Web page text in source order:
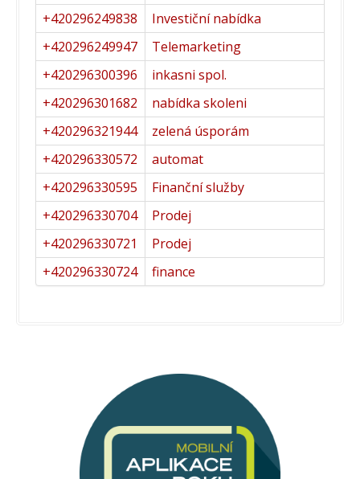
+420296249838
Investiční nabídka
+420296249947
Telemarketing
+420296300396
inkasni spol.
+420296301682
nabídka skoleni
+420296321944
zelená úsporám
+420296330572
automat
+420296330595
Finanční služby
+420296330704
Prodej
+420296330721
Prodej
+420296330724
finance